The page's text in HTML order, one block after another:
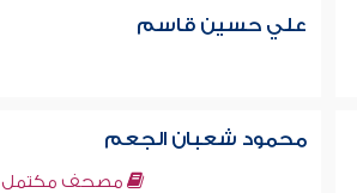
علي حسين قاسم
محمود شعبان الجعم
مصحف مكتمل